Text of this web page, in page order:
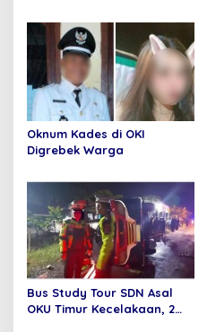
Sabu dan 6 Paket pil
Ekstasi Di Bandara
Internasional Minangkabau
Oknum Kades di OKI
Digrebek Warga
Bus Study Tour SDN Asal
OKU Timur Kecelakaan, 2